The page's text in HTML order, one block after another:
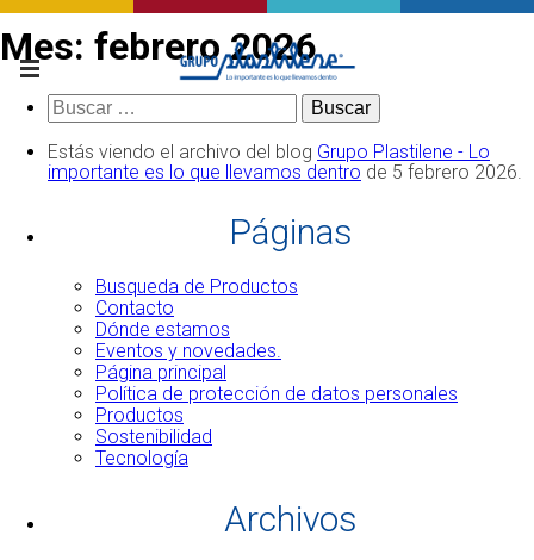
Mes: febrero 2026
Buscar:
Estás viendo el archivo del blog Grupo Plastilene - Lo
importante es lo que llevamos dentro de 5 febrero 2026.
Páginas
Busqueda de Productos
Contacto
Dónde estamos
Eventos y novedades.
Página principal
Política de protección de datos personales
Productos
Sostenibilidad
Tecnología
Archivos